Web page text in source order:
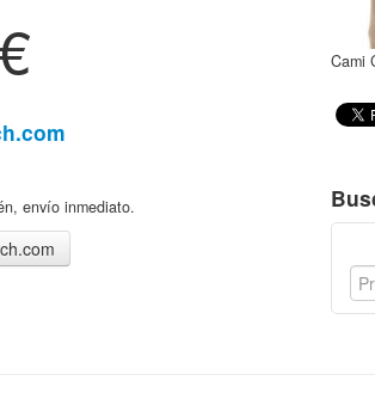
envío inmediato.
Cami